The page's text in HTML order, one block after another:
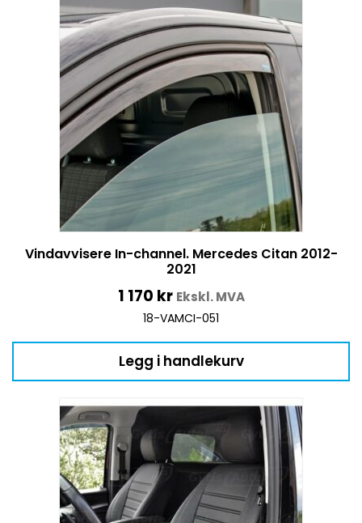
Vindavvisere In-channel. Mercedes Citan 2012-
2021
1 170 kr Ekskl. MVA
18-VAMCI-051
Legg i handlekurv